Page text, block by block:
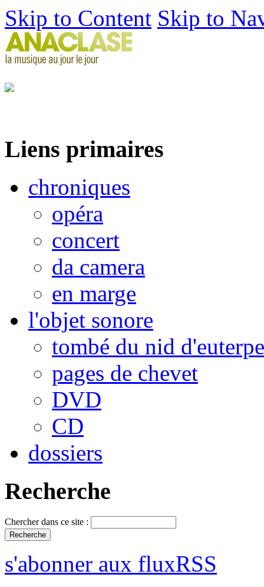
Skip to Content Skip to
Liens primaires
chroniques
opéra
concert
da camera
en marge
l'objet sonore
tombé du nid d'euterpe
pages de chevet
DVD
CD
dossiers
Recherche
Chercher dans ce site :
s'abonner aux fluxRSS